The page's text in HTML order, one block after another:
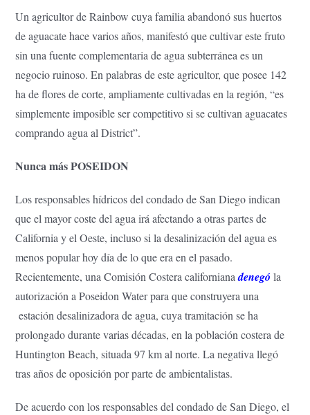
Un agricultor de Rainbow cuya familia abandonó sus huertos
de aguacate hace varios años, manifestó que cultivar este fruto
sin una fuente complementaria de agua subterránea es un
negocio ruinoso. En palabras de este agricultor, que posee 142
ha de flores de corte, ampliamente cultivadas en la región, “es
simplemente imposible ser competitivo si se cultivan aguacates
comprando agua al District”.
Nunca más POSEIDON
Los responsables hídricos del condado de San Diego indican
que el mayor coste del agua irá afectando a otras partes de
California y el Oeste, incluso si la desalinización del agua es
menos popular hoy día de lo que era en el pasado.
Recientemente, una Comisión Costera californianadenegó la
autorización a Poseidon Water para que construyera una
estación desalinizadora de agua, cuya tramitación se ha
prolongado durante varias décadas, en la población costera de
Huntington Beach, situada 97 km al norte. La negativa llegó
tras años de oposición por parte de ambientalistas.
De acuerdo con los responsables del condado de San Diego, el